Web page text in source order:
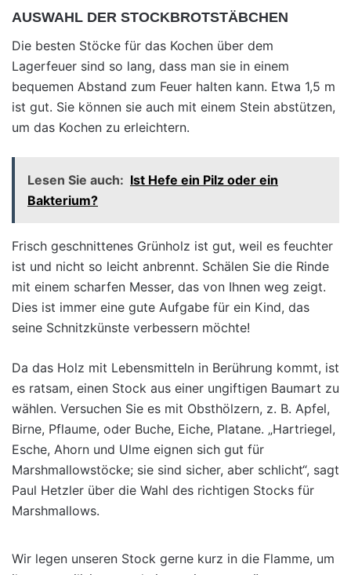
AUSWAHL DER STOCKBROTSTÄBCHEN
Die besten Stöcke für das Kochen über dem
Lagerfeuer sind so lang, dass man sie in einem
bequemen Abstand zum Feuer halten kann. Etwa 1,5 m
ist gut. Sie können sie auch mit einem Stein abstützen,
um das Kochen zu erleichtern.
Lesen Sie auch: Ist Hefe ein Pilz oder ein
Bakterium?
Frisch geschnittenes Grünholz ist gut, weil es feuchter
ist und nicht so leicht anbrennt. Schälen Sie die Rinde
mit einem scharfen Messer, das von Ihnen weg zeigt.
Dies ist immer eine gute Aufgabe für ein Kind, das
seine Schnitzkünste verbessern möchte!
Da das Holz mit Lebensmitteln in Berührung kommt, ist
es ratsam, einen Stock aus einer ungiftigen Baumart zu
wählen. Versuchen Sie es mit Obsthölzern, z. B. Apfel,
Birne, Pflaume, oder Buche, Eiche, Platane. „Hartriegel,
Esche, Ahorn und Ulme eignen sich gut für
Marshmallowstöcke; sie sind sicher, aber schlicht“, sagt
Paul Hetzler über die Wahl des richtigen Stocks für
Marshmallows.
Wir legen unseren Stock gerne kurz in die Flamme, um